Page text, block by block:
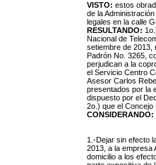
VISTO: estos
de la
legales en la calle
RESULTANDO:
Nacional de
setiembre de 2013,
Padrón No. 3265,
perjudican a la
el Servicio Centro
Asesor Carlos
presentados por la
dispuesto por el
2o.) que el Concejo
CONSIDERANDO:
1.-Dejar sin efecto
2013, a la empresa
domicilio a los